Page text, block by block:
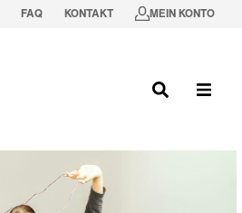
FAQ KONTAKT MEIN KONTO